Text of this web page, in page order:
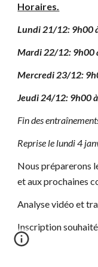
Horaires.
Lundi 21/12: 9h00
Mardi 22/12: 9h00
Mercredi 23/12:
Jeudi 24/12: 9h00
Fin des
Reprise le lundi 4
Nous préparerons
et aux prochaines
Analyse vidéo et
Inscription